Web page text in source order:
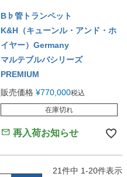
B♭管トランペット
K&H（キューンル・アンド・ホ
イヤー）Germany
マルテブルバシリーズ
PREMIUM
販売価格 ¥770,000税込
在庫切れ
再入荷お知らせ
21件中 1-20件表示